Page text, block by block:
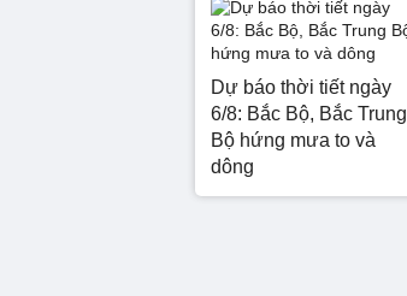
Dự báo thời tiết ngày
6/8: Bắc Bộ, Bắc Trung
Bộ hứng mưa to và
dông